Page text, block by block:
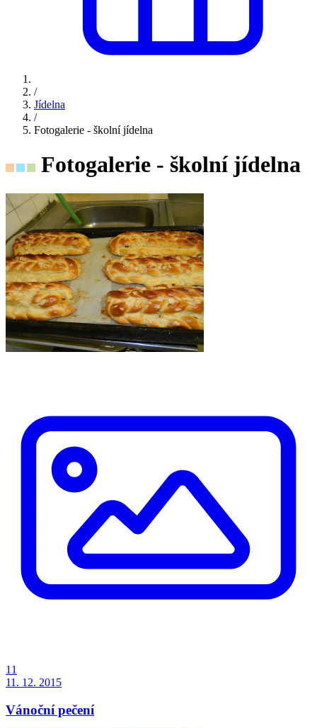
/
Jídelna
/
Fotogalerie - školní jídelna
Fotogalerie - školní jídelna
11
11. 12. 2015
Vánoční pečení